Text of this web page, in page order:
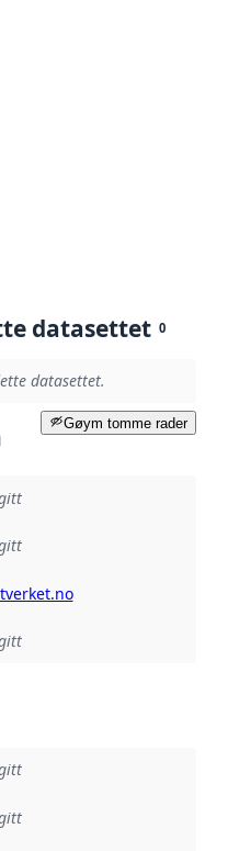
datasettet 0
datasettet.
Gøym tomme rader